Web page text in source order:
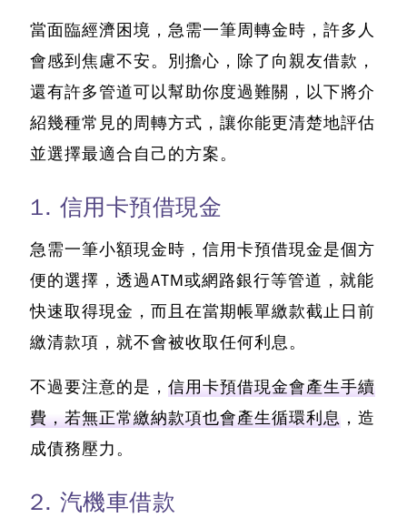
當面臨經濟困境，急需一筆周轉金時，許多人
會感到焦慮不安。別擔心，除了向親友借款，
還有許多管道可以幫助你度過難關，以下將介
紹幾種常見的周轉方式，讓你能更清楚地評估
並選擇最適合自己的方案。
1. 信用卡預借現金
急需一筆小額現金時，信用卡預借現金是個方
便的選擇，透過ATM或網路銀行等管道，就能
快速取得現金，而且在當期帳單繳款截止日前
繳清款項，就不會被收取任何利息。
不過要注意的是， 信用卡預借現金會產生手續
費，若無正常繳納款項也會產生循環利息 ，造
成債務壓力。
2. 汽機車借款